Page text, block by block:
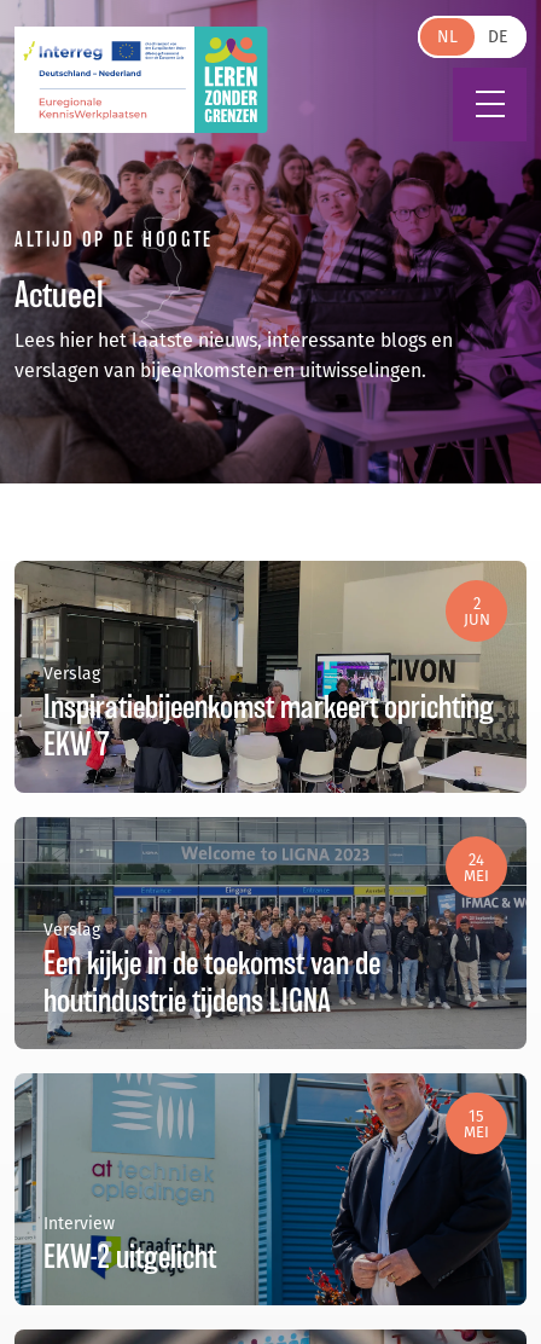
Skip to main content
NL
ALTIJD OP DE HOOGTE
Actueel
Lees hier het laatste nieuws, interessante blogs en
verslagen van bijeenkomsten en uitwisselingen.
2
JUN
Verslag
Inspiratiebijeenkomst markeert oprichting
EKW 7
24
MEI
Verslag
Een kijkje in de toekomst van de
houtindustrie tijdens LIGNA
15
MEI
Interview
EKW-2 uitgelicht